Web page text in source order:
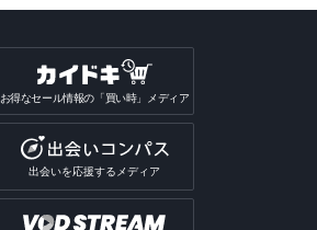
お得なセール情報の「買い時」メディア
出会いを応援するメディア